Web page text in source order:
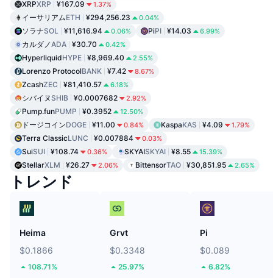
XRPXRP ¥167.09 1.37%
イーサリアムETH ¥294,256.23 0.04%
ソラナSOL ¥11,616.94 0.06% PiPI ¥14.03 6.99%
カルダノADA ¥30.70 0.42%
HyperliquidHYPE ¥8,969.40 2.55%
Lorenzo ProtocolBANK ¥7.42 8.67%
ZcashZEC ¥81,410.57 6.18%
シバイヌ SHIB ¥0.0007682 2.92%
Pump.funPUMP ¥0.3952 12.50%
ドージコインDOGE ¥11.00 0.84% KaspaKAS ¥4.09 1.79%
Terra ClassicLUNC ¥0.007884 0.03%
SuiSUI ¥108.74 0.36% SKYAISKYAI ¥8.55 15.39%
StellarXLM ¥26.27 2.06% BittensorTAO ¥30,851.95 2.65%
トレンド
Heima
$0.1866
108.71%
Grvt
$0.3348
25.97%
Pi
$0.089
6.82%